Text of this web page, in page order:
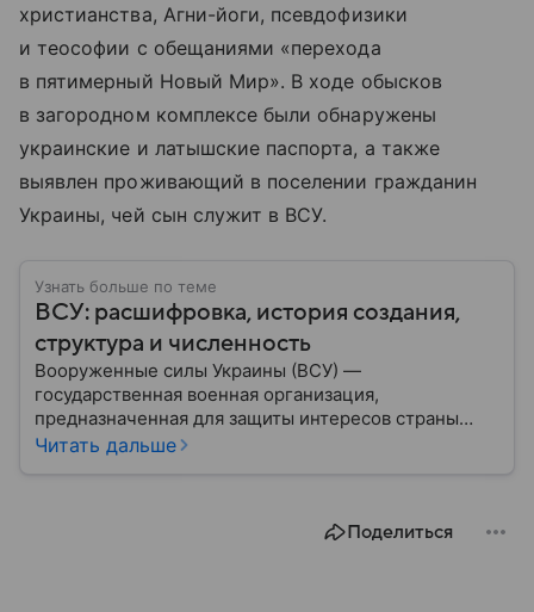
христианства, Агни-йоги, псевдофизики
и теософии с обещаниями «перехода
в пятимерный Новый Мир». В ходе обысков
в загородном комплексе были обнаружены
украинские и латышские паспорта, а также
выявлен проживающий в поселении гражданин
Украины, чей сын служит в ВСУ.
Узнать больше по теме
ВСУ: расшифровка, история создания,
структура и численность
Вооруженные силы Украины (ВСУ) —
государственная военная организация,
предназначенная для защиты интересов страны
военным путем. Была создана после
Читать дальше
Поделиться